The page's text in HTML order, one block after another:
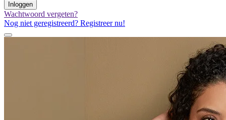
Inloggen
Wachtwoord vergeten?
Nog niet geregistreerd? Registreer nu!